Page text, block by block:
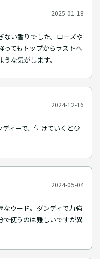
2025-01-18
ない香りでした。ローズや
ってもトップからラストへ
な気がします。
2024-12-16
ィーで、付けていくと少
2024-05-04
なウード。ダンディで力強
で使うのは難しいですが異